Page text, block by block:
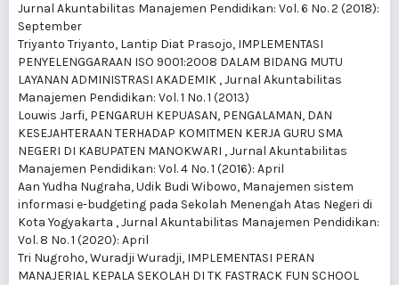
Jurnal Akuntabilitas Manajemen Pendidikan: Vol. 6 No. 2 (2018):
September
Triyanto Triyanto, Lantip Diat Prasojo, IMPLEMENTASI
PENYELENGGARAAN ISO 9001:2008 DALAM BIDANG MUTU
LAYANAN ADMINISTRASI AKADEMIK ,Jurnal Akuntabilitas
Manajemen Pendidikan: Vol. 1 No. 1 (2013)
Louwis Jarfi, PENGARUH KEPUASAN, PENGALAMAN, DAN
KESEJAHTERAAN TERHADAP KOMITMEN KERJA GURU SMA
NEGERI DI KABUPATEN MANOKWARI ,Jurnal Akuntabilitas
Manajemen Pendidikan: Vol. 4 No. 1 (2016): April
Aan Yudha Nugraha, Udik Budi Wibowo, Manajemen sistem
informasi e-budgeting pada Sekolah Menengah Atas Negeri di
Kota Yogyakarta ,Jurnal Akuntabilitas Manajemen Pendidikan:
Vol. 8 No. 1 (2020): April
Tri Nugroho, Wuradji Wuradji, IMPLEMENTASI PERAN
MANAJERIAL KEPALA SEKOLAH DI TK FASTRACK FUN SCHOOL